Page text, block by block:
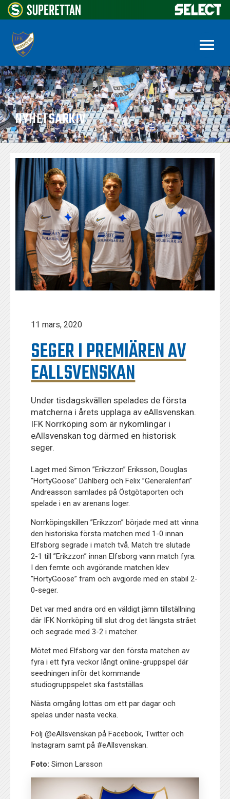
NYHETSARKIV
11 mars, 2020
SEGER I PREMIÄREN AV
EALLSVENSKAN
Under tisdagskvällen spelades de första
matcherna i årets upplaga av eAllsvenskan.
IFK Norrköping som är nykomlingar i
eAllsvenskan tog därmed en historisk
seger.
Laget med Simon ”Erikzzon” Eriksson, Douglas
”HortyGoose” Dahlberg och Felix ”Generalenfan”
Andreasson samlades på Östgötaporten och
spelade i en av arenans loger.
Norrköpingskillen ”Erikzzon” började med att vinna
den historiska första matchen med 1-0 innan
Elfsborg segrade i match två. Match tre slutade
2-1 till ”Erikzzon” innan Elfsborg vann match fyra.
I den femte och avgörande matchen klev
”HortyGoose” fram och avgjorde med en stabil 2-
0-seger.
Det var med andra ord en väldigt jämn tillställning
där IFK Norrköping till slut drog det längsta strået
och segrade med 3-2 i matcher.
Mötet med Elfsborg var den första matchen av
fyra i ett fyra veckor långt online-gruppspel där
seedningen inför det kommande
studiogruppspelet ska fastställas.
Nästa omgång lottas om ett par dagar och
spelas under nästa vecka.
Följ @eAllsvenskan på Facebook, Twitter och
Instagram samt på #eAllsvenskan.
Foto: Simon Larsson